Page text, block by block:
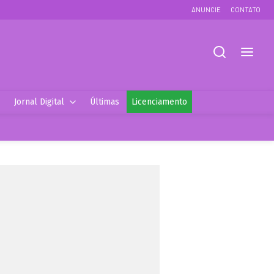
ANUNCIE CONTATO
Jornal Digital Últimas Licenciamento